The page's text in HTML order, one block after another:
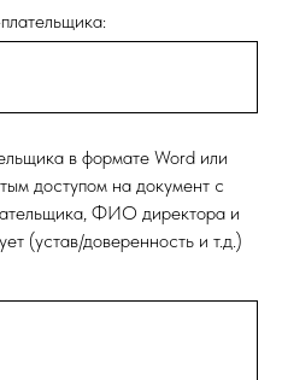
в формате Word или
доступом на документ с
ФИО директора и
(устав/доверенность и т.д.)